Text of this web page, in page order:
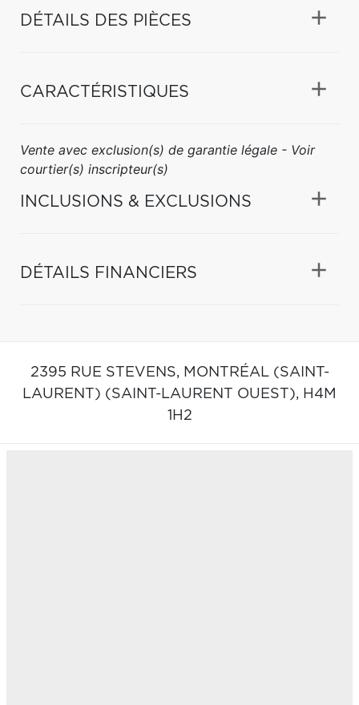
DÉTAILS DES PIÈCES
CARACTÉRISTIQUES
Vente avec exclusion(s) de garantie légale - Voir
courtier(s) inscripteur(s)
INCLUSIONS & EXCLUSIONS
DÉTAILS FINANCIERS
2395 RUE STEVENS, MONTRÉAL (SAINT-
LAURENT) (SAINT-LAURENT OUEST), H4M
1H2